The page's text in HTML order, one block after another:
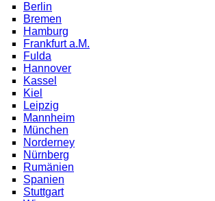
Berlin
Bremen
Hamburg
Frankfurt a.M.
Fulda
Hannover
Kassel
Kiel
Leipzig
Mannheim
München
Norderney
Nürnberg
Rumänien
Spanien
Stuttgart